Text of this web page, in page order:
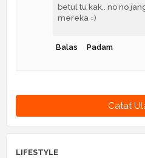
betul tu kak.. no no
mereka =)
Balas Padam
Catat
LIFESTYLE